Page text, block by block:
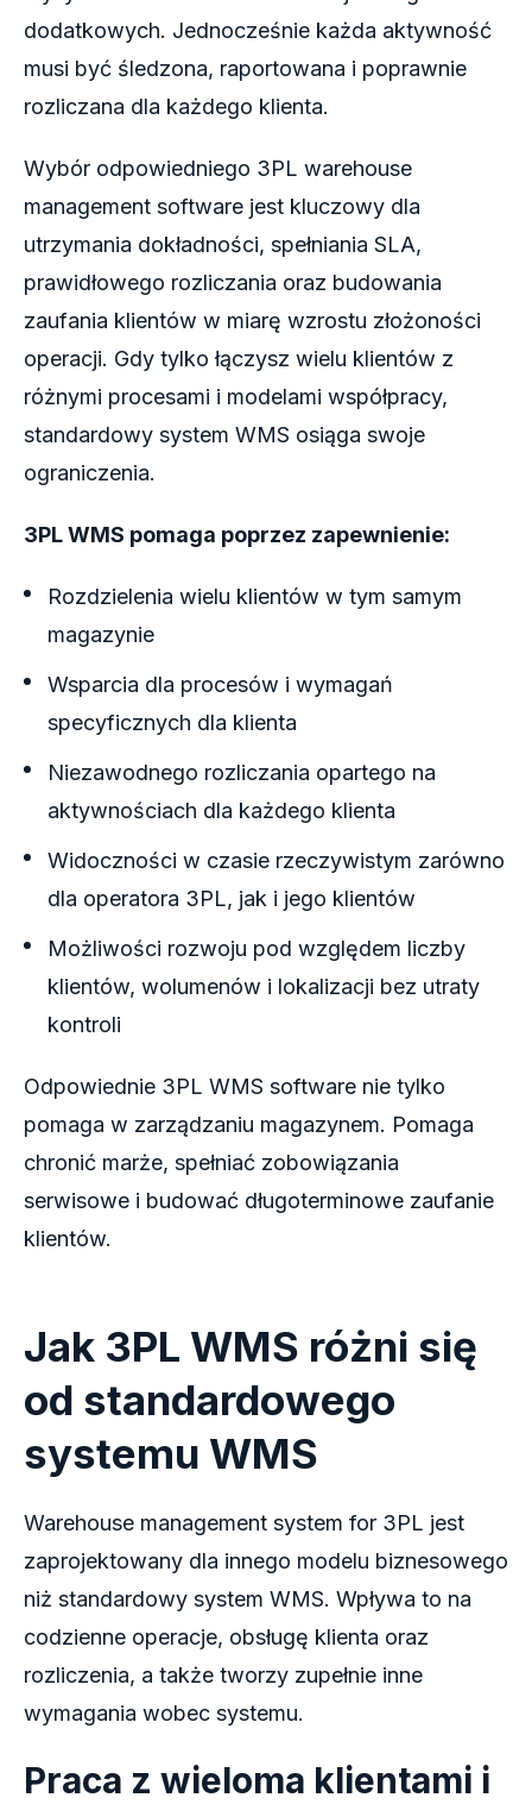
dodatkowych. Jednocześnie każda aktywność
musi być śledzona, raportowana i poprawnie
rozliczana dla każdego klienta.
Wybór odpowiedniego 3PL warehouse
management software jest kluczowy dla
utrzymania dokładności, spełniania SLA,
prawidłowego rozliczania oraz budowania
zaufania klientów w miarę wzrostu złożoności
operacji. Gdy tylko łączysz wielu klientów z
różnymi procesami i modelami współpracy,
standardowy system WMS osiąga swoje
ograniczenia.
3PL WMS pomaga poprzez zapewnienie:
Rozdzielenia wielu klientów w tym samym
magazynie
Wsparcia dla procesów i wymagań
specyficznych dla klienta
Niezawodnego rozliczania opartego na
aktywnościach dla każdego klienta
Widoczności w czasie rzeczywistym zarówno
dla operatora 3PL, jak i jego klientów
Możliwości rozwoju pod względem liczby
klientów, wolumenów i lokalizacji bez utraty
kontroli
Odpowiednie 3PL WMS software nie tylko
pomaga w zarządzaniu magazynem. Pomaga
chronić marże, spełniać zobowiązania
serwisowe i budować długoterminowe zaufanie
klientów.
Jak 3PL WMS różni się
od standardowego
systemu WMS
Warehouse management system for 3PL jest
zaprojektowany dla innego modelu biznesowego
niż standardowy system WMS. Wpływa to na
codzienne operacje, obsługę klienta oraz
rozliczenia, a także tworzy zupełnie inne
wymagania wobec systemu.
Praca z wieloma klientami i